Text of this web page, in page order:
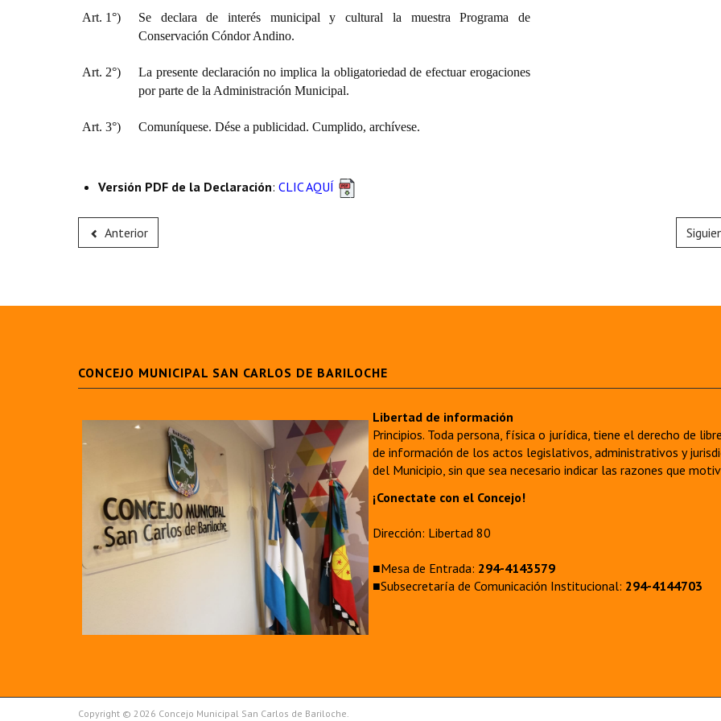
Art. 1°)
Se declara de interés municipal y cultural la muestra Programa de
Conservación Cóndor Andino.
Art. 2°)
La presente declaración no implica la obligatoriedad de efectuar erogaciones
por parte de la Administración Municipal.
Art. 3°) Comuníquese. Dése a publicidad. Cumplido, archívese.
Versión PDF de la Declaración: CLIC AQUÍ
Anterior
CONCEJO MUNICIPAL SAN CARLOS DE BARILOCHE
Libertad de información
Principios. Toda persona, física o jurídica, tiene el derecho de
de información de los actos legislativos, administrativos y
del Municipio, sin que sea necesario indicar las razones que
¡Conectate con el Concejo!
Dirección: Libertad 80
■Mesa de Entrada: 294-4143579
■Subsecretaría de Comunicación Institucional: 294-4144703
Copyright © 2026 Concejo Municipal San Carlos de Bariloche.